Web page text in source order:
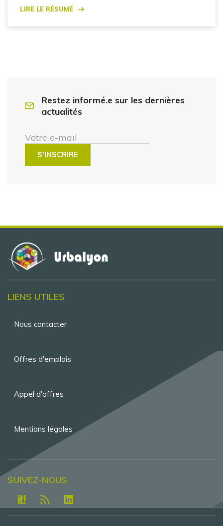
Lire le résumé
Restez informé.e sur les dernières
actualités
Votre e-mail
LIENS UTILES
Menu
de
Nous contacter
Offres d'emplois
Appel d'offres
Mentions légales
SUIVEZ-NOUS